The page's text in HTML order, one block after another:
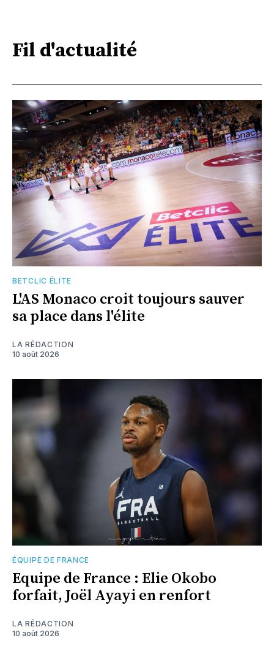
Fil d'actualité
BETCLIC ÉLITE
L'AS Monaco croit toujours sauver
sa place dans l'élite
LA RÉDACTION
10 août 2026
ÉQUIPE DE FRANCE
Equipe de France : Elie Okobo
forfait, Joël Ayayi en renfort
LA RÉDACTION
10 août 2026